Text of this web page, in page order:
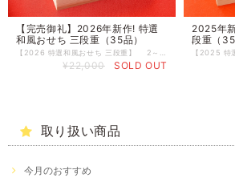
【完売御礼】2026年新作! 特選
和風おせち 三段重（35品）
【2026 特選和風おせち 三段重】 2～3人前（35品目） お待たせいたしました！ 毎年リピーター続出の、大人気!!!「特選和風おせち 三段重」 2026年・午（うま）年の新しい年の食卓を彩る、本格和風おせちのご案内です。 コンセプトは 「最後まで飽きずに食べられる、本当においしいおせち」。 おいしさの秘訣は３つ。 ① 国産野菜をできる限り使用 ② 京都の大人気料亭の“秘伝のお出汁”を使用 ③ できる限り添加物を使わず、素材の味を活かした丁寧な調理 そして、鮮度のよい食材を一番おいしいタイミングで仕込み・冷凍しているワンフローズン。 ここが、当店のおせちの大きなこだわりです。 ■ とくにおすすめの３品 その1：子供たちに大人気！国産黒毛和牛のローストビーフ しっとりやわらかく、贅沢な旨味が詰まった一品です。 その2：半月蟹新丈 魚のすり身に牛乳を加えてまろやかさを出し、蟹を乗せ蒸しました。 その3：宮崎県産金柑のワインシロップ煮（白あん詰め） 豊かな自然で育った金柑をワインシロップでやさしく煮含め、 白あんを詰めた、華やかで上品な甘みのデザート感覚のお品です。 その他、細部に至るまで「本当においしい」にこだわったおせちです。 鮮度のよい食材を1フローズンで調理することで、 素材本来の旨味をしっかり閉じ込め、 きちんとひいたお出汁で味付けしています。 やさしい味わいの中に、口の中でじんわりと旨味が広がるため、 最後まで飽きずに食べ進められるおせちに仕上がっています。 「毎年食べても飽きない！」とご好評をいただいている、大人気のおせちです。 ぜひこの機会にご利用くださいませ。 【一の重】10品 １．紅白かまぼこ ２．浜汐海老 ３．鯵の南蛮漬け☆ ４．カラスガレイ西京焼 ５．鰆西京焼 ６．数の子美味漬 ７．裏白しいたけ ８．金箔黒豆 ９．栗きんとん １０．田作り 【二の重】14品 １１．東寺巻 １２．蛤雲丹焼 １３．半月蟹新丈 １４．菜の花 １５．金柑 １６．穴子柳川新丈 １７．小鯛包み焼 １８．サーモン尾州巻 １９．鯖ざく巻 ２０．竹の子 ２１．わかめ ２２．巻ゆばオランダ煮 ２３．梅花人参 ２４．にしん昆布巻 【三の重】11品 ２５．豚八幡巻 ２６．鶏こうじ焼 ２７．フルーツチーズ・クランベリーのせ ２８．本ますの煮浸し ２９．酢揚げパプリカ ３０．たたきごぼう ３１．紅白なます ３２．鰤の子 ３３．絹さや ３４．かつをくるみ ３５．黒毛和牛のローストビーフ （ソース付き） ◆お届け状態 冷凍 ◆保存方法 冷凍庫（-18℃以下）で保存してください。 ◆賞味期限 冷凍 2026年1月31日 ◆保存方法 冷凍庫（-18℃以下）にて保管してください。 ◆解凍後のお願い 解凍後はお早めにお召し上がりくださいませ。 ◆お届け日 2026年12月29日・30日 ※お届け日、時間の指定はお受けできませんのでご了承下さいませ。
¥22,000 SOLD OUT
2025年
段重（35
取り扱い商品
今月のおすすめ